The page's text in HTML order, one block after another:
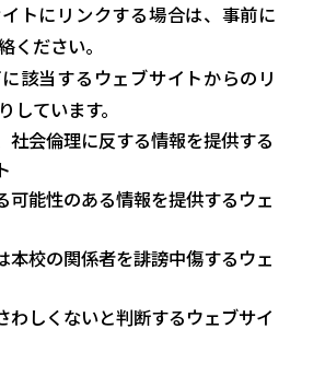
トにリンクする場合は、事前に
ください。
該当するウェブサイトからのリ
しています。
社会倫理に反する情報を提供する
可能性のある情報を提供するウェ
本校の関係者を誹謗中傷するウェ
わしくないと判断するウェブサイ